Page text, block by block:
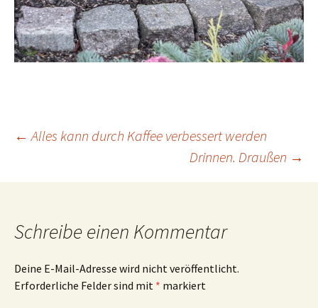
Beitrags-
Navigation
← Alles kann durch Kaffee verbessert werden
Drinnen. Draußen →
Schreibe einen Kommentar
Deine E-Mail-Adresse wird nicht veröffentlicht.
Erforderliche Felder sind mit * markiert